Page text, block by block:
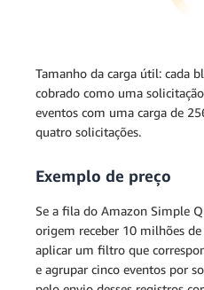
Tamanho da carga útil: cada
cobrado como uma
eventos com uma carga de
quatro solicitações.
Exemplo de preço
Se a fila do Amazon Simple
origem receber 10 milhões
aplicar um filtro que
e agrupar cinco eventos por